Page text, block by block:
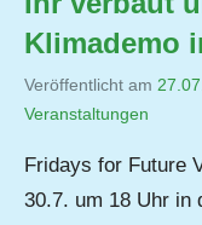
Klimademo
Veröffentlicht am
Veranstaltungen
Fridays for Future
30.7. um 18 Uhr in